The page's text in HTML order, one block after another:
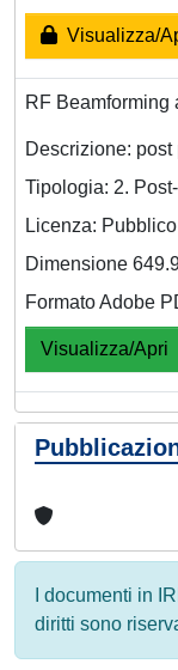
Visualizza/
RF Beamforming
Descrizione:
Tipologia: 2.
Licenza:
Dimensione
Formato Adobe
Visualizza/Apri
I documenti in
diritti sono